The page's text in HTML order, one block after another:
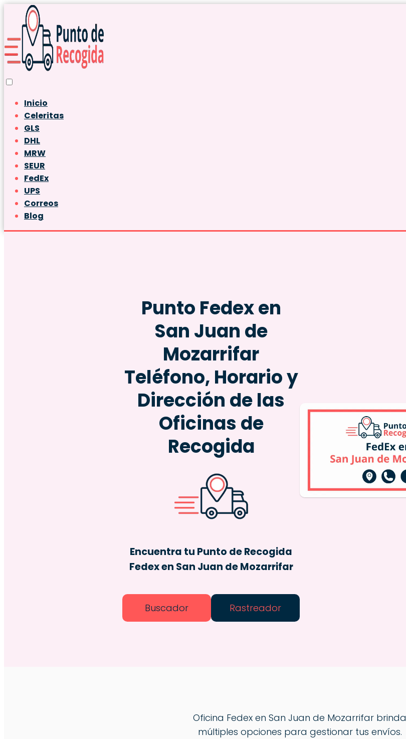
Inicio
Celeritas
GLS
DHL
MRW
SEUR
FedEx
UPS
Correos
Blog
Punto Fedex en
San Juan de
Mozarrifar
Teléfono, Horario y
Dirección de las
Oficinas de
Recogida
Encuentra tu Punto de Recogida
Fedex en San Juan de Mozarrifar
Buscador Rastreador
Oficina Fedex en San Juan de Mozarrifar brinda
múltiples opciones para gestionar tus envíos.